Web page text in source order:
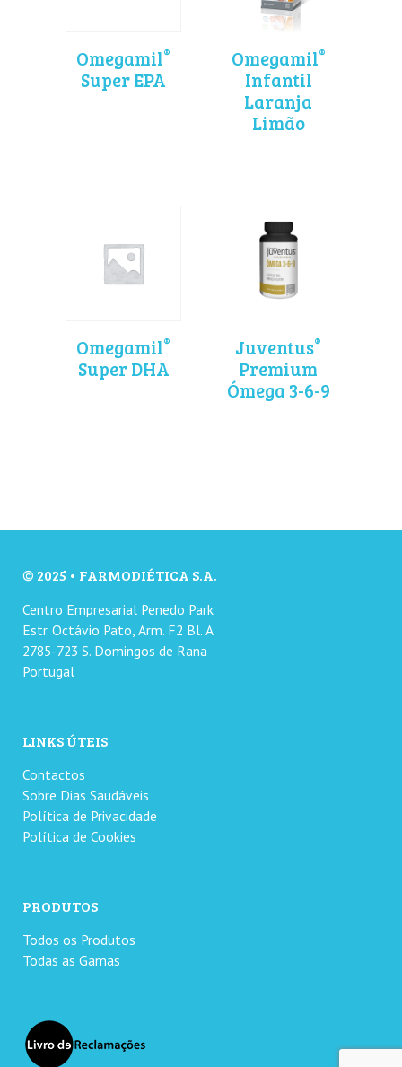
Omegamil®
Super EPA
Omegamil®
Infantil
Laranja
Limão
Omegamil®
Super DHA
Juventus®
Premium
Ómega 3-6-9
© 2025 • FARMODIÉTICA S.A.
Centro Empresarial Penedo Park
Estr. Octávio Pato, Arm. F2 Bl. A
2785-723 S. Domingos de Rana
Portugal
LINKS ÚTEIS
Contactos
Sobre Dias Saudáveis
Política de Privacidade
Política de Cookies
PRODUTOS
Todos os Produtos
Todas as Gamas